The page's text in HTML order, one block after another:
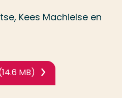
Kees Machielse en
MB)